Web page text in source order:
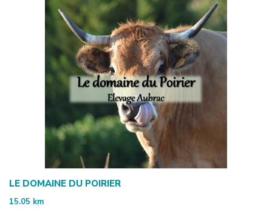
LE DOMAINE DU POIRIER
15.05 km